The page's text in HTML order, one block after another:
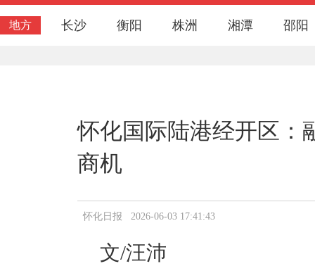
地方 长沙 衡阳 株洲 湘潭 邵阳
怀化国际陆港经开区：
商机
怀化日报 2026-06-03 17:41:43
文/汪沛